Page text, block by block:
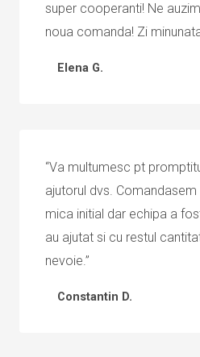
super cooperanti! Ne
noua comanda! Zi
Elena G.
“Va multumesc pt
ajutorul dvs.
mica initial dar echipa a
au ajutat si cu restul
nevoie.”
Constantin D.